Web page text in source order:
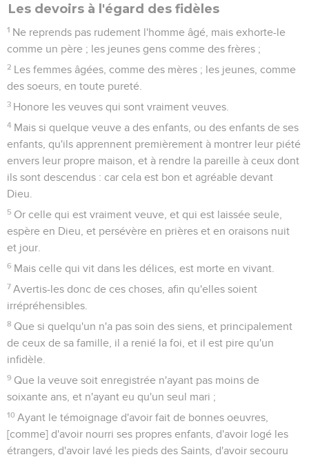
Les devoirs à l'égard des fidèles
1 Ne reprends pas rudement l'homme âgé, mais exhorte-le
comme un père ; les jeunes gens comme des frères ;
2 Les femmes âgées, comme des mères ; les jeunes, comme
des soeurs, en toute pureté.
3 Honore les veuves qui sont vraiment veuves.
4 Mais si quelque veuve a des enfants, ou des enfants de ses
enfants, qu'ils apprennent premièrement à montrer leur piété
envers leur propre maison, et à rendre la pareille à ceux dont
ils sont descendus : car cela est bon et agréable devant
Dieu.
5 Or celle qui est vraiment veuve, et qui est laissée seule,
espère en Dieu, et persévère en prières et en oraisons nuit
et jour.
6 Mais celle qui vit dans les délices, est morte en vivant.
7 Avertis-les donc de ces choses, afin qu'elles soient
irrépréhensibles.
8 Que si quelqu'un n'a pas soin des siens, et principalement
de ceux de sa famille, il a renié la foi, et il est pire qu'un
infidèle.
9 Que la veuve soit enregistrée n'ayant pas moins de
soixante ans, et n'ayant eu qu'un seul mari ;
10 Ayant le témoignage d'avoir fait de bonnes oeuvres,
[comme] d'avoir nourri ses propres enfants, d'avoir logé les
étrangers, d'avoir lavé les pieds des Saints, d'avoir secouru